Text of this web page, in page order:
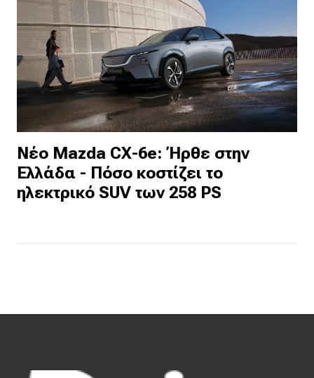
Νέο Mazda CX-6e: Ήρθε στην
Ελλάδα - Πόσο κοστίζει το
ηλεκτρικό SUV των 258 PS